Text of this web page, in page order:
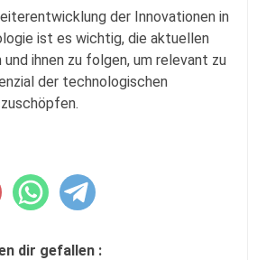
der Innovationen in
ist es wichtig, die aktuellen
ihnen zu folgen, um relevant zu
der technologischen
dir gefallen :